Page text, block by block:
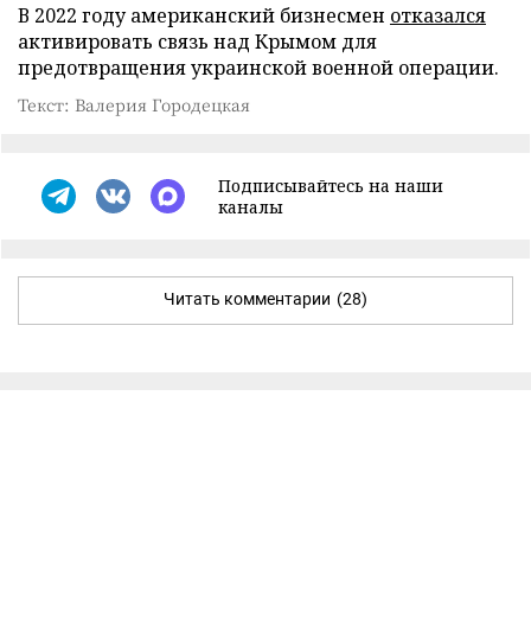
В 2022 году американский бизнесмен отказался
активировать связь над Крымом для
предотвращения украинской военной операции.
Текст: Валерия Городецкая
Подписывайтесь на наши
каналы
Читать комментарии (28)